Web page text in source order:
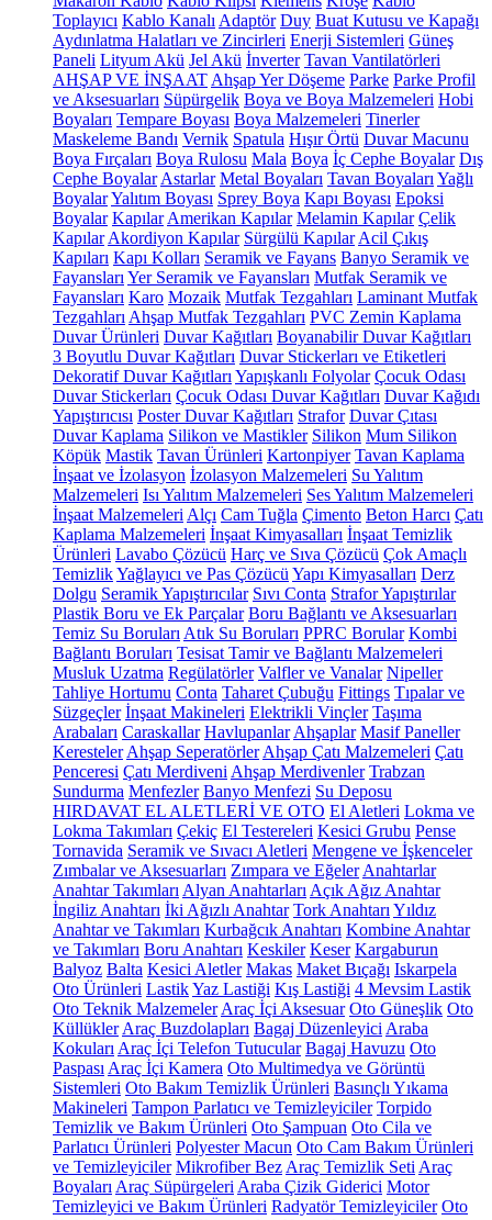
Toplayıcı Kablo Kanalı Adaptör Duy Buat Kutusu ve Kapağı
Aydınlatma Halatları ve Zincirleri Enerji Sistemleri Güneş
Paneli Lityum Akü Jel Akü İnverter Tavan Vantilatörleri
AHŞAP VE İNŞAAT Ahşap Yer Döşeme Parke Parke Profil
ve Aksesuarları Süpürgelik Boya ve Boya Malzemeleri Hobi
Boyaları Tempare Boyası Boya Malzemeleri Tinerler
Maskeleme Bandı Vernik Spatula Hışır Örtü Duvar Macunu
Boya Fırçaları Boya Rulosu Mala Boya İç Cephe Boyalar Dış
Cephe Boyalar Astarlar Metal Boyaları Tavan Boyaları Yağlı
BoyalarYalıtım Boyası Sprey Boya Kapı Boyası Epoksi
Boyalar Kapılar Amerikan Kapılar Melamin Kapılar Çelik
Kapılar Akordiyon Kapılar Sürgülü Kapılar Acil Çıkış
Kapıları Kapı Kolları Seramik ve Fayans Banyo Seramik ve
Fayansları Yer Seramik ve Fayansları Mutfak Seramik ve
Fayansları Karo Mozaik Mutfak Tezgahları Laminant Mutfak
Tezgahları Ahşap Mutfak Tezgahları PVC Zemin Kaplama
Duvar Ürünleri Duvar Kağıtları Boyanabilir Duvar Kağıtları
3 Boyutlu Duvar Kağıtları Duvar Stickerları ve Etiketleri
Dekoratif Duvar Kağıtları Yapışkanlı Folyolar Çocuk Odası
Duvar Stickerları Çocuk Odası Duvar Kağıtları Duvar Kağıdı
Yapıştırıcısı Poster Duvar Kağıtları Strafor Duvar Çıtası
Duvar Kaplama Silikon ve Mastikler Silikon Mum Silikon
Köpük Mastik Tavan Ürünleri Kartonpiyer Tavan Kaplama
İnşaat ve İzolasyon İzolasyon Malzemeleri Su Yalıtım
Malzemeleri Isı Yalıtım Malzemeleri Ses Yalıtım Malzemeleri
İnşaat Malzemeleri Alçı Cam Tuğla Çimento Beton Harcı Çatı
Kaplama Malzemeleri İnşaat Kimyasalları İnşaat Temizlik
Ürünleri Lavabo Çözücü Harç ve Sıva Çözücü Çok Amaçlı
TemizlikYağlayıcı ve Pas Çözücü Yapı Kimyasalları Derz
Dolgu Seramik Yapıştırıcılar Sıvı Conta Strafor Yapıştırılar
Plastik Boru ve Ek Parçalar Boru Bağlantı ve Aksesuarları
Temiz Su Boruları Atık Su Boruları PPRC Borular Kombi
Bağlantı Boruları Tesisat Tamir ve Bağlantı Malzemeleri
Musluk Uzatma Regülatörler Valfler ve Vanalar Nipeller
Tahliye Hortumu Conta Taharet Çubuğu Fittings Tıpalar ve
Süzgeçler İnşaat Makineleri Elektrikli Vinçler Taşıma
Arabaları Caraskallar Havlupanlar Ahşaplar Masif Paneller
Keresteler Ahşap Seperatörler Ahşap Çatı Malzemeleri Çatı
Penceresi Çatı Merdiveni Ahşap Merdivenler Trabzan
Sundurma Menfezler Banyo Menfezi Su Deposu
HIRDAVAT EL ALETLERİ VE OTO El Aletleri Lokma ve
Lokma Takımları Çekiç El Testereleri Kesici Grubu Pense
Tornavida Seramik ve Sıvacı Aletleri Mengene ve İşkenceler
Zımbalar ve Aksesuarları Zımpara ve Eğeler Anahtarlar
Anahtar Takımları Alyan Anahtarları Açık Ağız Anahtar
İngiliz Anahtarı İki Ağızlı Anahtar Tork Anahtarı Yıldız
Anahtar ve Takımları Kurbağcık Anahtarı Kombine Anahtar
ve Takımları Boru Anahtarı Keskiler Keser Kargaburun
Balyoz Balta Kesici Aletler Makas Maket Bıçağı Iskarpela
Oto Ürünleri LastikYaz Lastiği Kış Lastiği 4 Mevsim Lastik
Oto Teknik Malzemeler Araç İçi Aksesuar Oto Güneşlik Oto
Küllükler Araç Buzdolapları Bagaj Düzenleyici Araba
Kokuları Araç İçi Telefon Tutucular Bagaj Havuzu Oto
Paspası Araç İçi Kamera Oto Multimedya ve Görüntü
Sistemleri Oto Bakım Temizlik Ürünleri Basınçlı Yıkama
Makineleri Tampon Parlatıcı ve Temizleyiciler Torpido
Temizlik ve Bakım Ürünleri Oto Şampuan Oto Cila ve
Parlatıcı Ürünleri Polyester Macun Oto Cam Bakım Ürünleri
ve Temizleyiciler Mikrofiber Bez Araç Temizlik Seti Araç
Boyaları Araç Süpürgeleri Araba Çizik Giderici Motor
Temizleyici ve Bakım Ürünleri Radyatör Temizleyiciler Oto